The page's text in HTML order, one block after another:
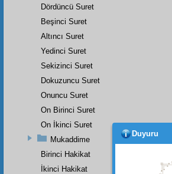
Dördüncü Suret
Beşinci Suret
Altıncı Suret
Yedinci Suret
Sekizinci Suret
Dokuzuncu Suret
Onuncu Suret
On Birinci Suret
On İkinci Suret
Mukaddime
Birinci Hakikat
İkinci Hakikat
Duyuru